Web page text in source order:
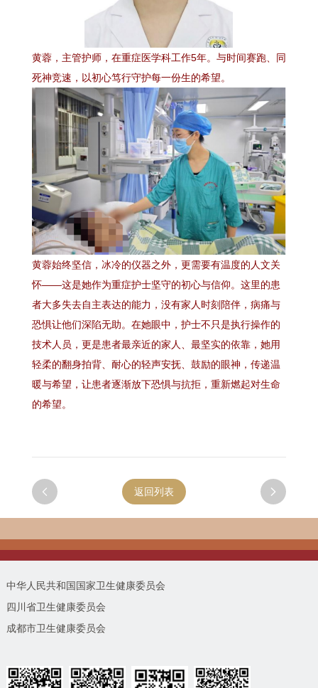
黄蓉，主管护师，在重症医学科工作5年。与时间赛跑、同
死神竞速，以初心笃行守护每一份生的希望。
黄蓉始终坚信，冰冷的仪器之外，更需要有温度的人文关
怀——这是她作为重症护士坚守的初心与信仰。这里的患
者大多失去自主表达的能力，没有家人时刻陪伴，病痛与
恐惧让他们深陷无助。在她眼中，护士不只是执行操作的
技术人员，更是患者最亲近的家人、最坚实的依靠，她用
轻柔的翻身拍背、耐心的轻声安抚、鼓励的眼神，传递温
暖与希望，让患者逐渐放下恐惧与抗拒，重新燃起对生命
的希望。
 
返回列表
中华人民共和国国家卫生健康委员会
四川省卫生健康委员会
成都市卫生健康委员会